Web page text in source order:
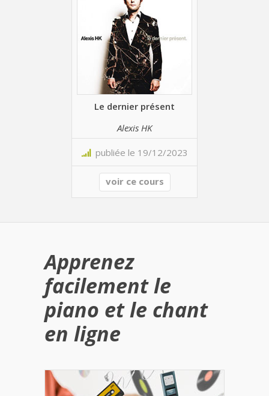
Le dernier présent
Alexis HK
publiée le 19/12/2023
voir ce cours
Apprenez
facilement le
piano et le chant
en ligne